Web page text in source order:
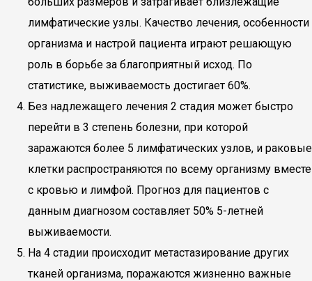
лимфатические узлы. Качество лечения, особенности
организма и настрой пациента играют решающую
роль в борьбе за благоприятный исход. По
статистике, выживаемость достигает 60%.
Без надлежащего лечения 2 стадия может быстро
перейти в 3 степень болезни, при которой
заражаются более 5 лимфатических узлов, и раковые
клетки распространяются по всему организму вместе
с кровью и лимфой. Прогноз для пациентов с
данным диагнозом составляет 50% 5-летней
выживаемости.
На 4 стадии происходит метастазирование других
тканей организма, поражаются жизненно важные